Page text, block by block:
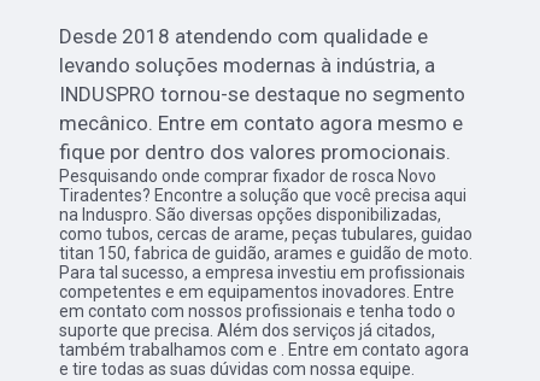
Desde 2018 atendendo com qualidade e
levando soluções modernas à indústria, a
INDUSPRO tornou-se destaque no segmento
mecânico. Entre em contato agora mesmo e
fique por dentro dos valores promocionais.
Pesquisando onde comprar fixador de rosca Novo
Tiradentes? Encontre a solução que você precisa aqui
na Induspro. São diversas opções disponibilizadas,
como tubos, cercas de arame, peças tubulares, guidao
titan 150, fabrica de guidão, arames e guidão de moto.
Para tal sucesso, a empresa investiu em profissionais
competentes e em equipamentos inovadores. Entre
em contato com nossos profissionais e tenha todo o
suporte que precisa. Além dos serviços já citados,
também trabalhamos com e . Entre em contato agora
e tire todas as suas dúvidas com nossa equipe.